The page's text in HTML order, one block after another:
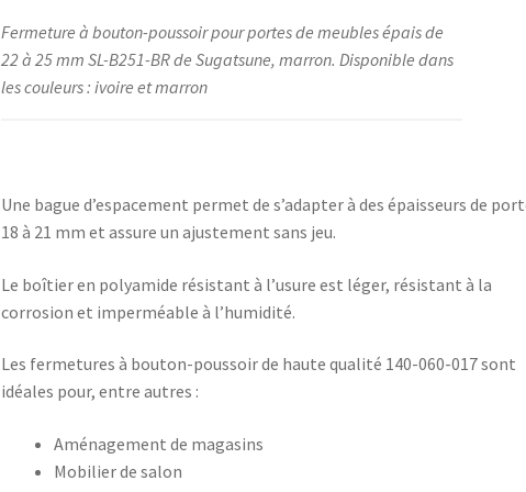
Fermeture à bouton-poussoir pour portes de meubles épais de
22 à 25 mm SL-B251-BR de Sugatsune, marron. Disponible dans
les couleurs : ivoire et marron
Une bague d’espacement permet de s’adapter à des épaisseurs de
18 à 21 mm et assure un ajustement sans jeu.
Le boîtier en polyamide résistant à l’usure est léger, résistant à la
corrosion et imperméable à l’humidité.
Les fermetures à bouton-poussoir de haute qualité 140-060-017 sont
idéales pour, entre autres :
Aménagement de magasins
Mobilier de salon